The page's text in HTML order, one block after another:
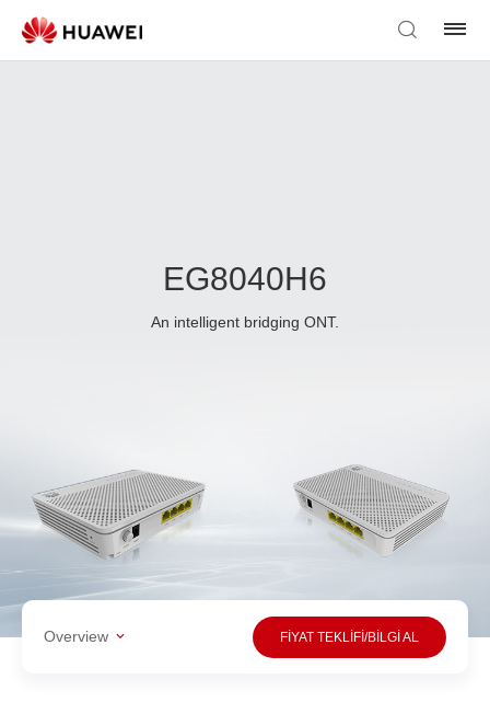
EG8040H6
An intelligent bridging ONT.
Overview FİYAT TEKLİFİ/BİLGİ AL